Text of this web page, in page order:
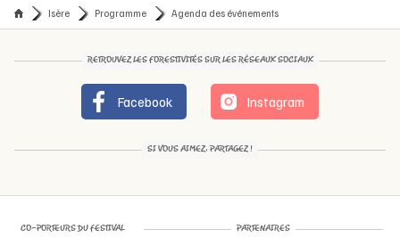
Isère Programme Agenda des événements
RETROUVEZ LES FORESTIVITÉS SUR LES RÉSEAUX SOCIAUX
Facebook Instagram
SI VOUS AIMEZ, PARTAGEZ !
CO-PORTEURS DU FESTIVAL PARTENAIRES